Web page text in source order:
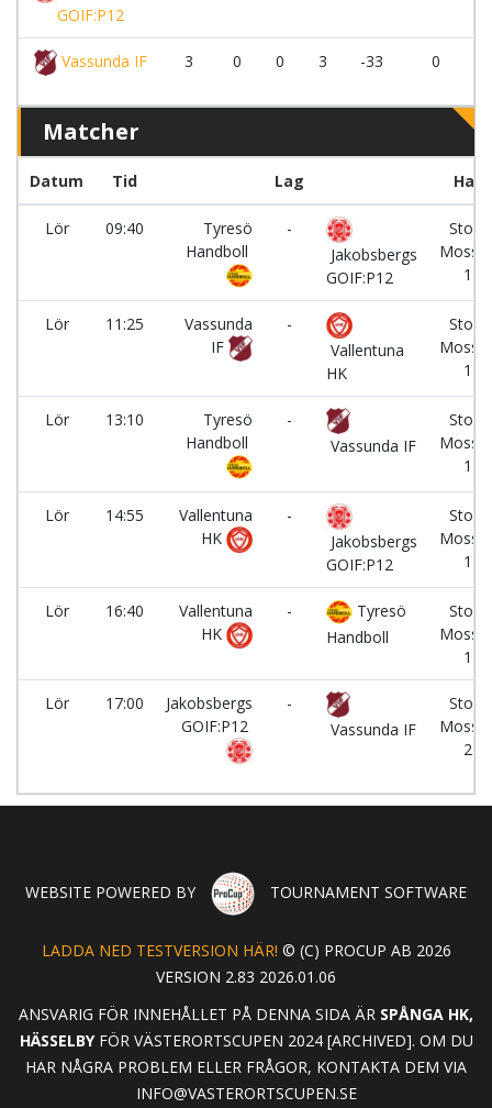
GOIF:P12
Vassunda IF 3 0 0 3 -33 0
Matcher
Datum Tid Lag Hall
Lör 09:40
Tyresö
Handboll
-
Jakobsbergs
GOIF:P12
Stora
1
Lör 11:25
Vassunda
IF
-
Vallentuna
HK
Stora
1
Lör 13:10
Tyresö
Handboll
-
Vassunda IF
Stora
1
Lör 14:55
Vallentuna
HK
-
Jakobsbergs
GOIF:P12
Stora
1
Lör 16:40
Vallentuna
HK
-
Tyresö
Handboll
Stora
1
Lör 17:00
Jakobsbergs
GOIF:P12
-
Vassunda IF
Stora
2
WEBSITE POWERED BY TOURNAMENT SOFTWARE
LADDA NED TESTVERSION HÄR! © (C) PROCUP AB 2026
VERSION 2.83 2026.01.06
ANSVARIG FÖR INNEHÅLLET PÅ DENNA SIDA ÄR SPÅNGA HK,
HÄSSELBYFÖR VÄSTERORTSCUPEN 2024 [ARCHIVED]. OM DU
HAR NÅGRA PROBLEM ELLER FRÅGOR, KONTAKTA DEM VIA
INFO@VASTERORTSCUPEN.SE